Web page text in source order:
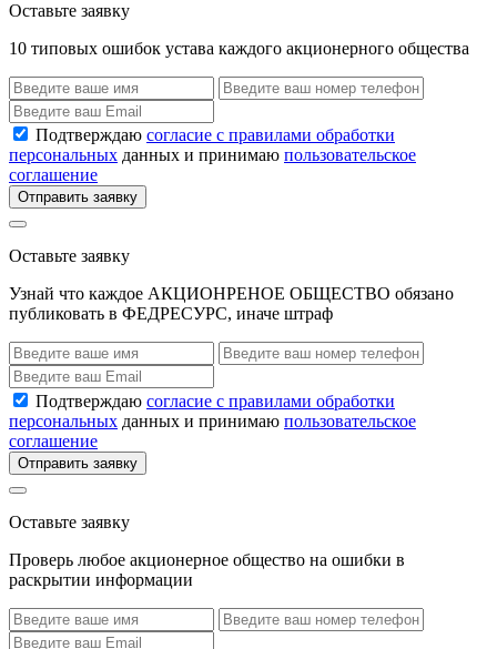
Оставьте заявку
10 типовых ошибок устава каждого акционерного общества
Подтверждаю согласие с правилами обработки
персональных данных и принимаю пользовательское
соглашение
Отправить заявку
Оставьте заявку
Узнай что каждое АКЦИОНРЕНОЕ ОБЩЕСТВО обязано
публиковать в ФЕДРЕСУРС, иначе штраф
Подтверждаю согласие с правилами обработки
персональных данных и принимаю пользовательское
соглашение
Отправить заявку
Оставьте заявку
Проверь любое акционерное общество на ошибки в
раскрытии информации